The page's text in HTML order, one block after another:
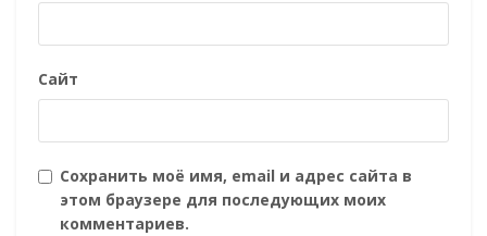
Сайт
Сохранить моё имя, email и адрес сайта в
этом браузере для последующих моих
комментариев.